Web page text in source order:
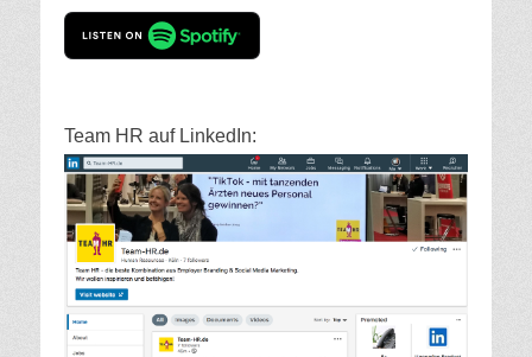
Team HR auf LinkedIn: